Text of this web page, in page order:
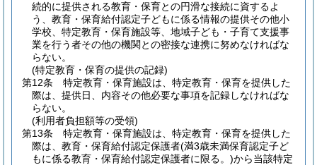
続的に提供される教育・保育との円滑な接続に資するよ
う、教育・保育給付認定子どもに係る情報の提供その他小
学校、特定教育・保育施設等、地域子ども・子育て支援事
業を行う者その他の機関との密接な連携に努めなければな
らない。
(特定教育・保育の提供の記録)
第12条
特定教育・保育施設は、特定教育・保育を提供した
際は、提供日、内容その他必要な事項を記録しなければな
らない。
(利用者負担額等の受領)
第13条
特定教育・保育施設は、特定教育・保育を提供した
際は、教育・保育給付認定保護者(満3歳未満保育認定子ど
もに係る教育・保育給付認定保護者に限る。)から当該特定